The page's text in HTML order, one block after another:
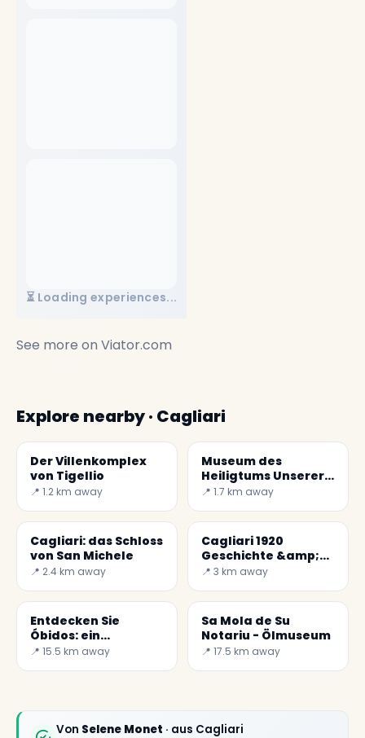
⏳ Loading experiences...
See more on Viator.com
Explore nearby · Cagliari
Der Villenkomplex
von Tigellio
📍 1.2 km away
Museum des
Heiligtums Unserer
Lieben Frau von
📍 1.7 km away
Cagliari: das Schloss
von San Michele
📍 2.4 km away
Cagliari 1920
Geschichte &amp;
Galerie
📍 3 km away
Entdecken Sie
Óbidos: ein
mittelalterliches
📍 15.5 km away
Sa Mola de Su
Notariu - Ölmuseum
📍 17.5 km away
Von Selene Monet · aus Cagliari